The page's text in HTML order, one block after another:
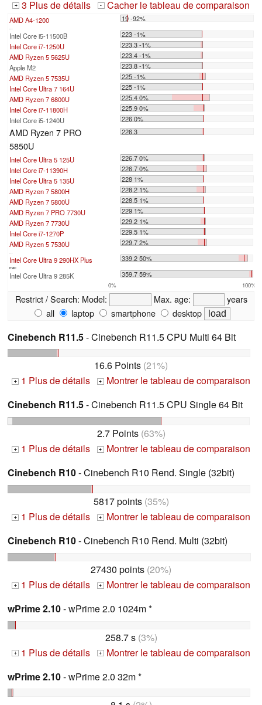
+ 3 Plus de détails - Cacher le tableau de comparaison
AMD A4-1200 19 -92%
Intel Core i5-11500B
223 -1%
Intel Core i7-1250U
223.3 -1%
AMD Ryzen 5 5625U
223.4 -1%
Apple M2
223.8 -1%
AMD Ryzen 5 7535U
225 -1%
Intel Core Ultra 7 164U
225 -1%
AMD Ryzen 7 6800U
225.4 0%
Intel Core i7-11800H
225.9 0%
Intel Core i5-1240U
226 0%
AMD Ryzen 7 PRO
5850U
226.3
Intel Core Ultra 5 125U
226.7 0%
Intel Core i7-11390H
226.7 0%
Intel Core Ultra 5 135U
228 1%
AMD Ryzen 7 5800H
228.2 1%
AMD Ryzen 7 5800U
228.5 1%
AMD Ryzen 7 PRO 7730U
229 1%
AMD Ryzen 7 7730U
229.2 1%
Intel Core i7-1270P
229.5 1%
AMD Ryzen 5 7530U
229.7 2%
Intel Core Ultra 9 290HX Plus 339.2 50%
max:
Intel Core Ultra 9 285K 359.7 59%
0% 100%
Restrict / Search: Model: Max. age:
years
all
laptop smartphone desktop
Cinebench R11.5- Cinebench R11.5 CPU Multi 64 Bit
16.6 Points (21%)
+ 1 Plus de détails + Montrer le tableau de comparaison
Cinebench R11.5- Cinebench R11.5 CPU Single 64 Bit
2.7 Points(63%)
+ 1 Plus de détails + Montrer le tableau de comparaison
Cinebench R10- Cinebench R10 Rend. Single (32bit)
5817 points(35%)
+ 1 Plus de détails + Montrer le tableau de comparaison
Cinebench R10- Cinebench R10 Rend. Multi (32bit)
27430 points (20%)
+ 1 Plus de détails + Montrer le tableau de comparaison
wPrime 2.10- wPrime 2.0 1024m *
258.7 s(3%)
+ 1 Plus de détails + Montrer le tableau de comparaison
wPrime 2.10- wPrime 2.0 32m *